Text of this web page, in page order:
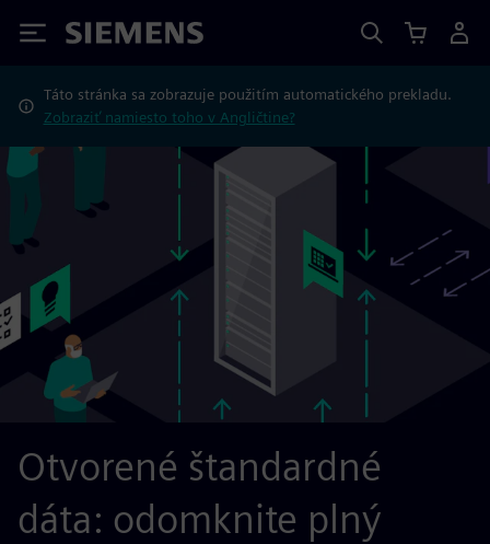
Siemens
Táto stránka sa zobrazuje použitím automatického prekladu.
Zobraziť namiesto toho v Angličtine?
Otvorené štandardné
dáta: odomknite plný